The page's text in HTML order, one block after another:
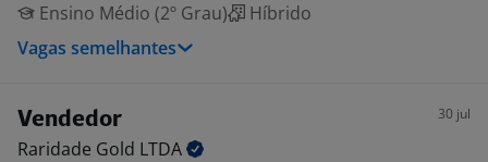
Ensino Médio (2º Grau)
Híbrido
Vagas semelhantes
Vendedor 30 jul
Raridade Gold LTDA